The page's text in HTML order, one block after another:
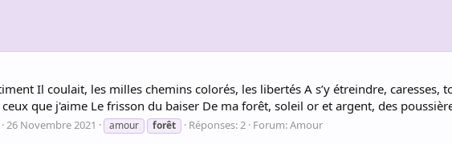
Il coulait, les milles chemins colorés, les libertés A s’y étreindre, caresses,
que j'aime Le frisson du baiser De ma forêt, soleil or et argent, des
26 Novembre 2021 amour forêt Réponses: 2 Forum:Amour